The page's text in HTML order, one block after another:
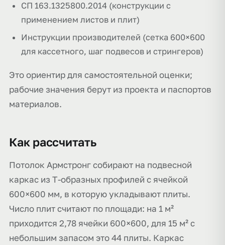
СП 163.1325800.2014 (конструкции с
применением листов и плит)
Инструкции производителей (сетка 600×600
для кассетного, шаг подвесов и стрингеров)
Это ориентир для самостоятельной оценки;
рабочие значения берут из проекта и паспортов
материалов.
Как рассчитать
Потолок Армстронг собирают на подвесной
каркас из Т-образных профилей с ячейкой
600×600 мм, в которую укладывают плиты.
Число плит считают по площади: на 1 м²
приходится 2,78 ячейки 600×600, для 15 м² с
небольшим запасом это 44 плиты. Каркас